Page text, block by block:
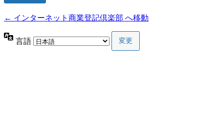
← インターネット商業登記倶楽部 へ移動
言語